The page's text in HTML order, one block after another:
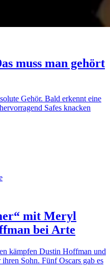
muss man gehört
Gehör. Bald erkennt eine
Safes knacken
mit Meryl
bei Arte
kämpfen Dustin Hoffman und
Sohn. Fünf Oscars gab es